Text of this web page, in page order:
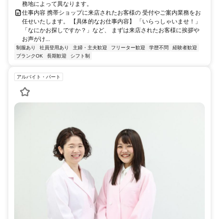
務地によって異なります。
仕事内容 携帯ショップに来店されたお客様の 受付やご案内業務をお
任せいたします。 【具体的なお仕事内容】 「いらっしゃいませ！」
「なにかお探しですか？」など、 まずは来店されたお客様に挨拶や
お声がけ...
制服あり 社員登用あり 主婦・主夫歓迎 フリーター歓迎 学歴不問
経験者歓迎
ブランクOK
長期歓迎 シフト制
アルバイト・パート